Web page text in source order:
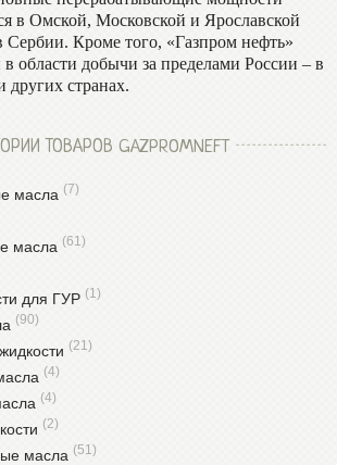
в Омской, Московской и Ярославской
Сербии. Кроме того, «Газпром нефть»
в области добычи за пределами России – в
других странах.
ТОВАРОВ GAZPROMNEFT
масла (7)
масла (61)
для ГУР (1)
(90)
(21)
(4)
(4)
(2)
масла (51)